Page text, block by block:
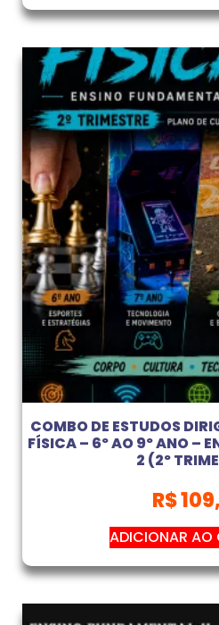
COMBO DE ESTUDOS
FÍSICA – 6º AO 9º ANO –
2 (2º
R$
ADICIONAR AO